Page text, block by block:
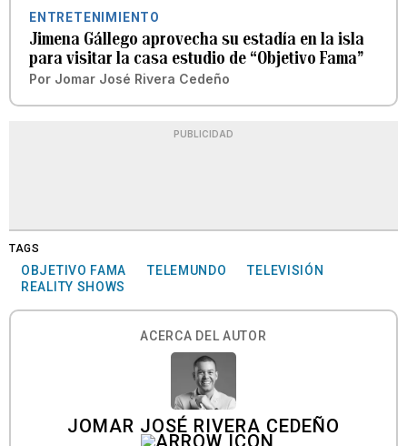
ENTRETENIMIENTO
Jimena Gállego aprovecha su estadía en la isla
para visitar la casa estudio de “Objetivo Fama”
Por Jomar José Rivera Cedeño
PUBLICIDAD
TAGS
OBJETIVO FAMA TELEMUNDO
TELEVISIÓN
REALITY SHOWS
ACERCA DEL AUTOR
JOMAR JOSÉ RIVERA CEDEÑO